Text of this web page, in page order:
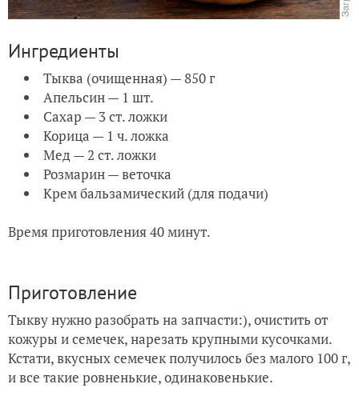
Ингредиенты
Тыква (очищенная) — 850 г
Апельсин — 1 шт.
Сахар — 3 ст. ложки
Корица — 1 ч. ложка
Мед — 2 ст. ложки
Розмарин — веточка
Крем бальзамический (для подачи)
Время приготовления 40 минут.
Приготовление
Тыкву нужно разобрать на запчасти:), очистить от
кожуры и семечек, нарезать крупными кусочками.
Кстати, вкусных семечек получилось без малого 100 г,
и все такие ровненькие, одинаковенькие.